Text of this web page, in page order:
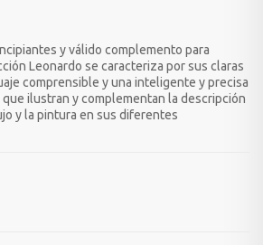
y válido complemento para
Leonardo se caracteriza por sus claras
comprensible y una inteligente y precisa
ilustran y complementan la descripción
y la pintura en sus diferentes